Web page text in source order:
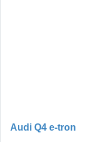
Audi Q4 e-tron